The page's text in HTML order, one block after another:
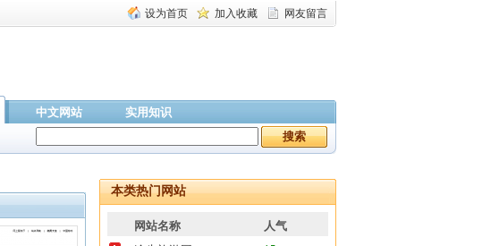
设为首页 加入收藏 网友留言
中文网站 实用知识
本类热门网站
网站名称
人气